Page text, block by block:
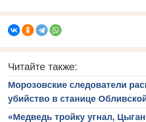
Читайте также:
Морозовские следователи
убийство в станице
«Медведь тройку угнал,